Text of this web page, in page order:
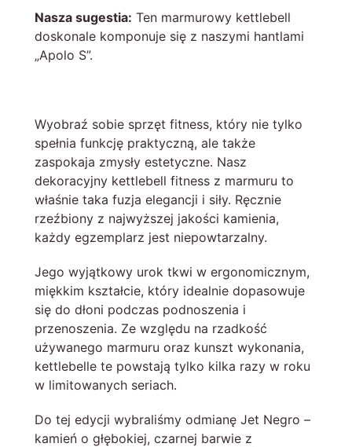
Nasza sugestia: Ten marmurowy kettlebell
doskonale komponuje się z naszymi hantlami
„Apolo S”.
Wyobraź sobie sprzęt fitness, który nie tylko
spełnia funkcję praktyczną, ale także
zaspokaja zmysły estetyczne. Nasz
dekoracyjny kettlebell fitness z marmuru to
właśnie taka fuzja elegancji i siły. Ręcznie
rzeźbiony z najwyższej jakości kamienia,
każdy egzemplarz jest niepowtarzalny.
Jego wyjątkowy urok tkwi w ergonomicznym,
miękkim kształcie, który idealnie dopasowuje
się do dłoni podczas podnoszenia i
przenoszenia. Ze względu na rzadkość
używanego marmuru oraz kunszt wykonania,
kettlebelle te powstają tylko kilka razy w roku
w limitowanych seriach.
Do tej edycji wybraliśmy odmianę Jet Negro –
kamień o głębokiej, czarnej barwie z